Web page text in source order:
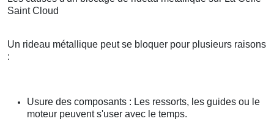
Saint Cloud
Un rideau métallique peut se bloquer pour plusieurs raisons
:
Usure des composants : Les ressorts, les guides ou le
moteur peuvent s'user avec le temps.